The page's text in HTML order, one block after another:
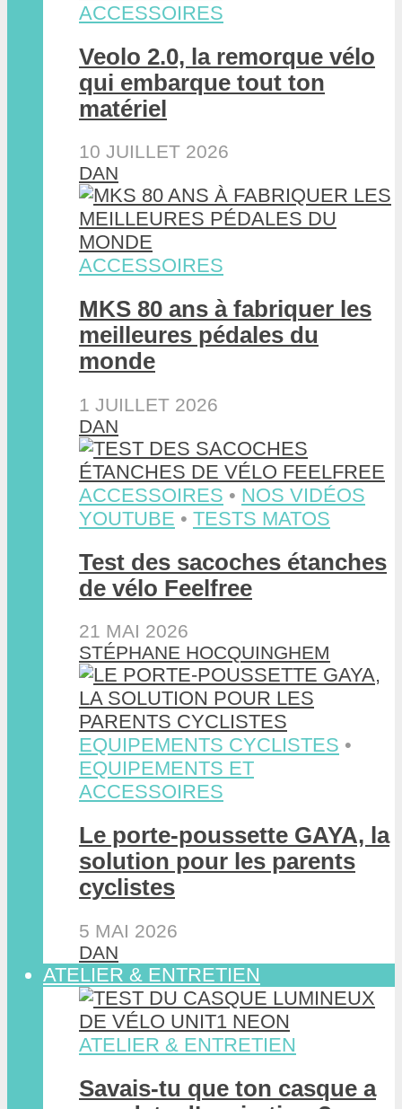
ACCESSOIRES
Veolo 2.0, la remorque vélo
qui embarque tout ton
matériel
10 JUILLET 2026
DAN
ACCESSOIRES
MKS 80 ans à fabriquer les
meilleures pédales du
monde
1 JUILLET 2026
DAN
ACCESSOIRES • NOS VIDÉOS
YOUTUBE • TESTS MATOS
Test des sacoches étanches
de vélo Feelfree
21 MAI 2026
STÉPHANE HOCQUINGHEM
EQUIPEMENTS CYCLISTES •
EQUIPEMENTS ET
ACCESSOIRES
Le porte-poussette GAYA, la
solution pour les parents
cyclistes
5 MAI 2026
DAN
ATELIER & ENTRETIEN
ATELIER & ENTRETIEN
Savais-tu que ton casque a